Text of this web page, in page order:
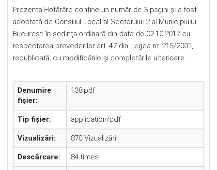
Prezenta Hotărâre conține un număr de 3 pagini și a fost
adoptată de Consiliul Local al Sectorului 2 al Municipiului
Bucureşti în şedinţa ordinară din data de 02.10.2017 cu
respectarea prevederilor art. 47 din Legea nr. 215/2001,
republicată, cu modificările şi completările ulterioare.
Denumire
fișier:
138.pdf
Tip fișier: application/pdf
Vizualizări: 870 Vizualizări
Descărcare: 84 times